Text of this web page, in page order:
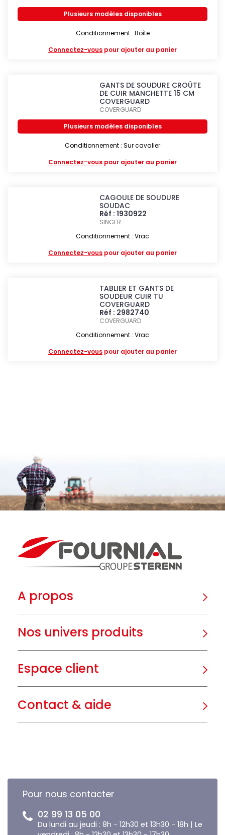
Plusieurs modèles disponibles
Conditionnement : Boîte
Connectez-vous pour ajouter au panier
GANTS DE SOUDURE CROÛTE
DE CUIR MANCHETTE 15 CM
COVERGUARD
COVERGUARD
Plusieurs modèles disponibles
Conditionnement : Sur cavalier
Connectez-vous pour ajouter au panier
CAGOULE DE SOUDURE
SOUDAC
Réf : 1930922
SINGER
Conditionnement : Vrac
Connectez-vous pour ajouter au panier
TABLIER ET GANTS DE
SOUDEUR CUIR TU
COVERGUARD
Réf : 2982740
COVERGUARD
Conditionnement : Vrac
Connectez-vous pour ajouter au panier
A propos
Nos univers produits
Espace client
Contact & aide
Pour nous contacter
02 99 13 05 00
Du lundi au jeudi : 8h - 12h30 et 13h30 - 18h | Le